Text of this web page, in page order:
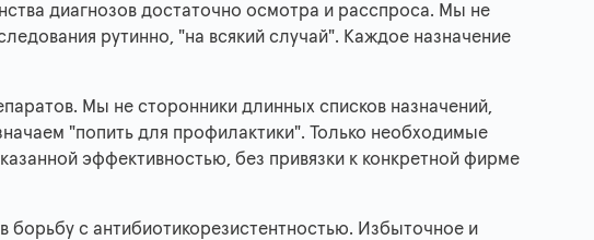
диагнозов достаточно осмотра и расспроса. Мы не
рутинно, "на всякий случай". Каждое назначение
Мы не сторонники длинных списков назначений,
"попить для профилактики". Только необходимые
эффективностью, без привязки к конкретной фирме
борьбу с антибиотикорезистентностью. Избыточное и